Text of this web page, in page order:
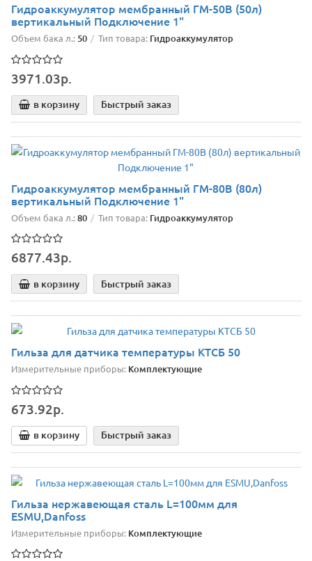
Гидроаккумулятор мембранный ГМ-50В (50л)
вертикальный Подключение 1"
Объем бака л.: 50 Тип товара: Гидроаккумулятор
3971.03р.
в корзину Быстрый заказ
Гидроаккумулятор мембранный ГМ-80В (80л)
вертикальный Подключение 1"
Объем бака л.:80 Тип товара: Гидроаккумулятор
6877.43р.
в корзину Быстрый заказ
Гильза для датчика температуры КТСБ 50
Измерительные приборы: Комплектующие
673.92р.
в корзину Быстрый заказ
Гильза нержавеющая сталь L=100мм для
ESMU,Danfoss
Измерительные приборы: Комплектующие